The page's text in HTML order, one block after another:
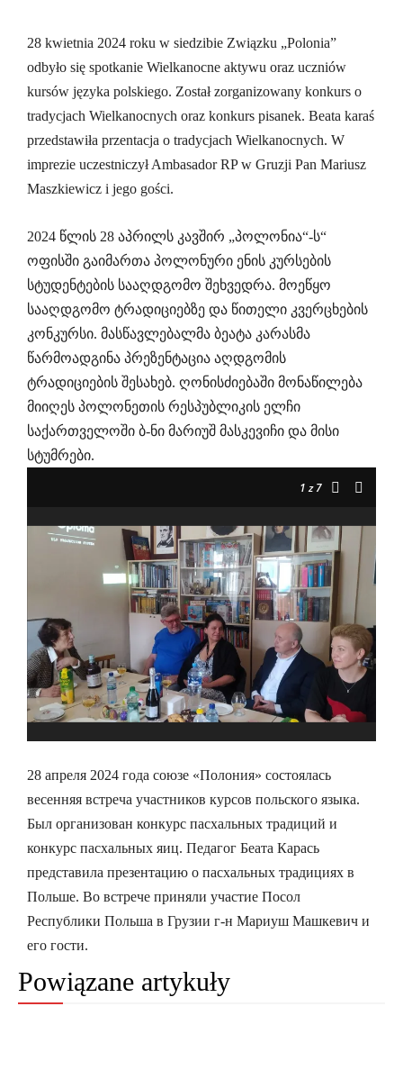
28 kwietnia 2024 roku w siedzibie Związku „Polonia”
odbyło się spotkanie Wielkanocne aktywu oraz uczniów
kursów języka polskiego. Został zorganizowany konkurs o
tradycjach Wielkanocnych oraz konkurs pisanek. Beata karaś
przedstawiła przentacja o tradycjach Wielkanocnych. W
imprezie uczestniczył Ambasador RP w Gruzji Pan Mariusz
Maszkiewicz i jego gości.
2024 წლის 28 აპრილს კავშირ „პოლონია“-ს“
ოფისში გაიმართა პოლონური ენის კურსების
სტუდენტების სააღდგომო შეხვედრა. მოეწყო
სააღდგომო ტრადიციებზე და წითელი კვერცხების
კონკურსი. მასწავლებალმა ბეატა კარასმა
წარმოადგინა პრეზენტაცია აღდგომის
ტრადიციების შესახებ. ღონისძიებაში მონაწილება
მიიღეს პოლონეთის რესპუბლიკის ელჩი
საქართველოში ბ-ნი მარიუშ მასკევიჩი და მისი
სტუმრები.
1z 7
28 апреля 2024 года союзе «Полония» состоялась
весенняя встреча участников курсов польского языка.
Был организован конкурс пасхальных традиций и
конкурс пасхальных яиц. Педагог Беата Карась
представила презентацию о пасхальных традициях в
Польше. Во встрече приняли участие Посол
Республики Польша в Грузии г-н Мариуш Машкевич и
его гости.
Powiązane artykuły